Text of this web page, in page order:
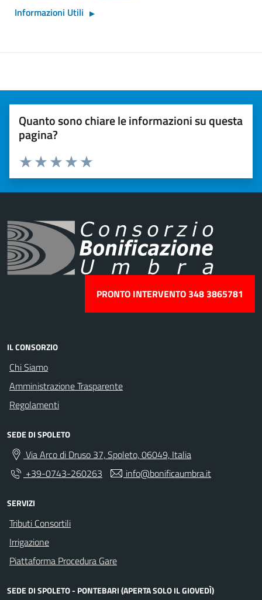
Informazioni Utili
Quanto sono chiare le informazioni su questa
pagina?
Valuta 5 stelle su 5
Valuta 4 stelle su 5
Valuta 3 stelle su 5
Valuta 2 stelle su 5
Valuta 1 stelle su 5
PRONTO INTERVENTO 348 3865781
IL CONSORZIO
Chi Siamo
Amministrazione Trasparente
Regolamenti
SEDE DI SPOLETO
Via Arco di Druso 37, Spoleto, 06049, Italia
+39-0743-260263
info@bonificaumbra.it
SERVIZI
Tributi Consortili
Irrigazione
Piattaforma Procedura Gare
SEDE DI SPOLETO - PONTEBARI (APERTA SOLO IL GIOVEDÌ)